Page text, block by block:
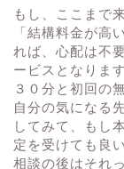
もし、ここまで
「結構料金が高
れば、心配は不
ービスとなりま
３０分と初回の
自分の気になる
してみて、もし
定を受けても良
相談の後はそれ